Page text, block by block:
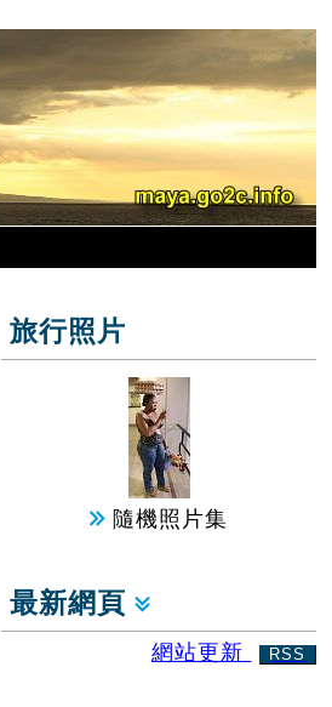
旅行照片
隨機照片集
最新網頁
網站更新 RSS